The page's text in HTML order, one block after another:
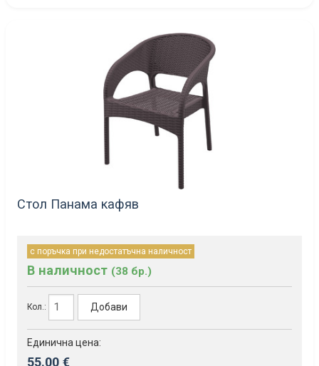
Стол Панама кафяв
с поръчка при недостатъчна наличност
В наличност (38 бр.)
Кол.: Добави
Единична цена:
55.00 €